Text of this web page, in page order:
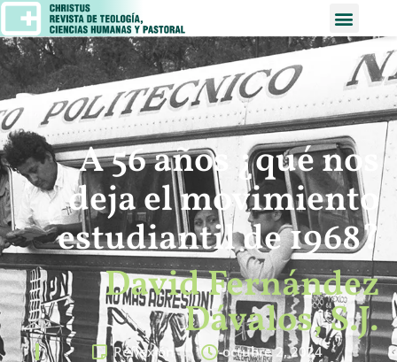
A 56 años ¿qué nos
deja el movimiento
estudiantil de 1968?
David Fernández
Dávalos, S.J.
Reflexión octubre 2, 2024